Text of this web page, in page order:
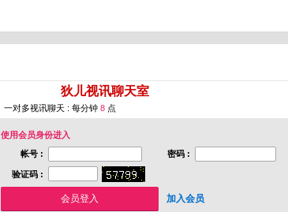
狄儿视讯聊天室
一对多视讯聊天 : 每分钟 8 点
使用会员身份进入
帐号 :
密码 :
验证码 :
加入会员